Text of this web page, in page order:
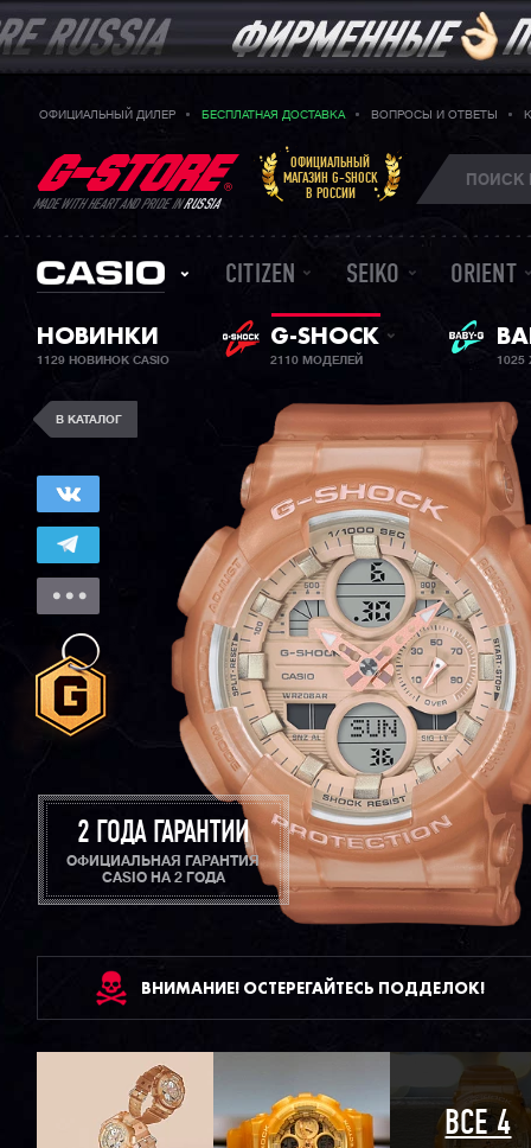
ОФИЦИАЛЬНЫЙ ДИЛЕР БЕСПЛАТНАЯ ДОСТАВКА ВОПРОСЫ И ОТВЕТЫ
MADE WITH HEART AND PRIDE INRUSSIA
ОФИЦИАЛЬНЫЙ
МАГАЗИН G-SHOCK
В РОССИИ
CITIZEN SEIKO ORIENT
НОВИНКИ
1129 НОВИНОК CASIO
G-SHOCK
2110 МОДЕЛЕЙ
В КАТАЛОГ
2 ГОДА ГАРАНТИИ
ОФИЦИАЛЬНАЯ ГАРАНТИЯ
CASIO НА 2 ГОДА
ВНИМАНИЕ! ОСТЕРЕГАЙТЕСЬ ПОДДЕЛОК!
ВСЕ 4